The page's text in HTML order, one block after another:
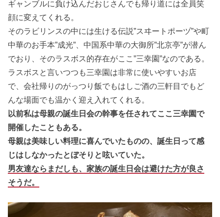
ギャンブルに負け込んだおじさんでも帰り道には全員笑
顔に変えてくれる。
そのラビリンスの中には生ける伝説”スヰートポーヅ”や町
中華のお手本”成光”、中国系中華の大御所”北京亭”が潜ん
でおり、そのラスボス的存在がここ”三幸園”なのである。
ラスボスと言いつつも三幸園は非常に使いやすいお店
で、会社帰りのがっつり飯でもはしご酒の三軒目でもど
んな場面でも温かく迎え入れてくれる。
以前私は母親の誕生日会の幹事を任されてここ三幸園で
開催したこともある。
母親は美味しい料理に喜んでいたものの、誕生日って感
じはしなかったとぼそりと呟いていた。
男友達ならまだしも、家族の誕生日会は避けた方が良さ
そうだ。